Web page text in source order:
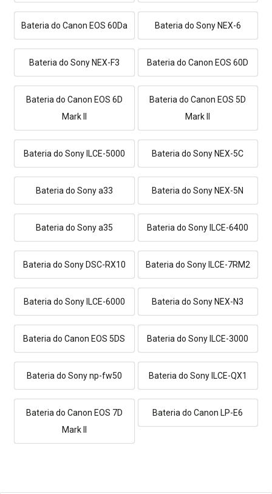
Bateria do Canon EOS 60Da Bateria do Sony NEX-6
Bateria do Sony NEX-F3 Bateria do Canon EOS 60D
Bateria do Canon EOS 6D
Mark II
Bateria do Canon EOS 5D
Mark II
Bateria do Sony ILCE-5000 Bateria do Sony NEX-5C
Bateria do Sony a33 Bateria do Sony NEX-5N
Bateria do Sony a35 Bateria do Sony ILCE-6400
Bateria do Sony DSC-RX10 Bateria do Sony ILCE-7RM2
Bateria do Sony ILCE-6000 Bateria do Sony NEX-N3
Bateria do Canon EOS 5DS Bateria do Sony ILCE-3000
Bateria do Sony np-fw50 Bateria do Sony ILCE-QX1
Bateria do Canon EOS 7D
Mark II
Bateria do Canon LP-E6